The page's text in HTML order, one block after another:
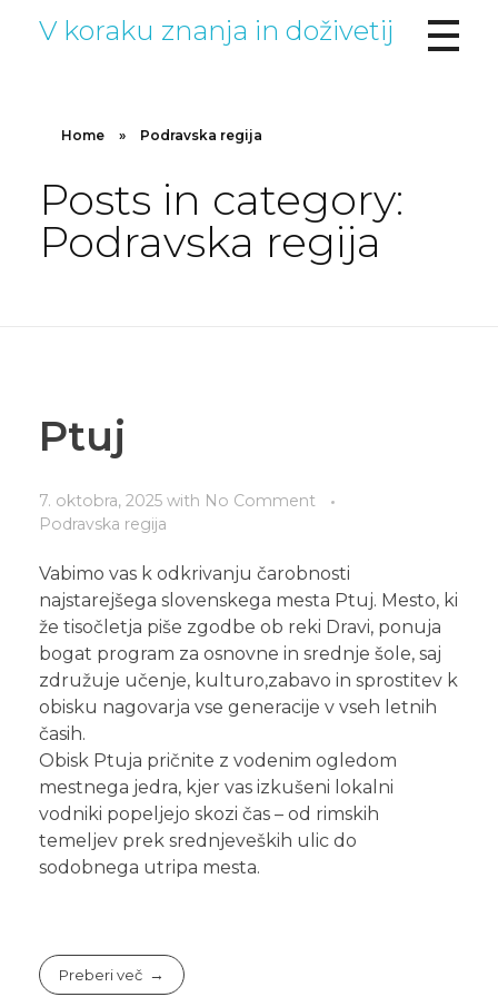
V koraku znanja in doživetij
Home » Podravska regija
Posts in category:
Podravska regija
Ptuj
7. oktobra, 2025 with No Comment
Podravska regija
Vabimo vas k odkrivanju čarobnosti
najstarejšega slovenskega mesta Ptuj. Mesto, ki
že tisočletja piše zgodbe ob reki Dravi, ponuja
bogat program za osnovne in srednje šole, saj
združuje učenje, kulturo,zabavo in sprostitev k
obisku nagovarja vse generacije v vseh letnih
časih.
Obisk Ptuja pričnite z vodenim ogledom
mestnega jedra, kjer vas izkušeni lokalni
vodniki popeljejo skozi čas – od rimskih
temeljev prek srednjeveških ulic do
sodobnega utripa mesta.
Preberi več
V koraku znanja in doživetij
Pridružite se nam na Facebooku.
© 2025 Vse pravice pridržane.